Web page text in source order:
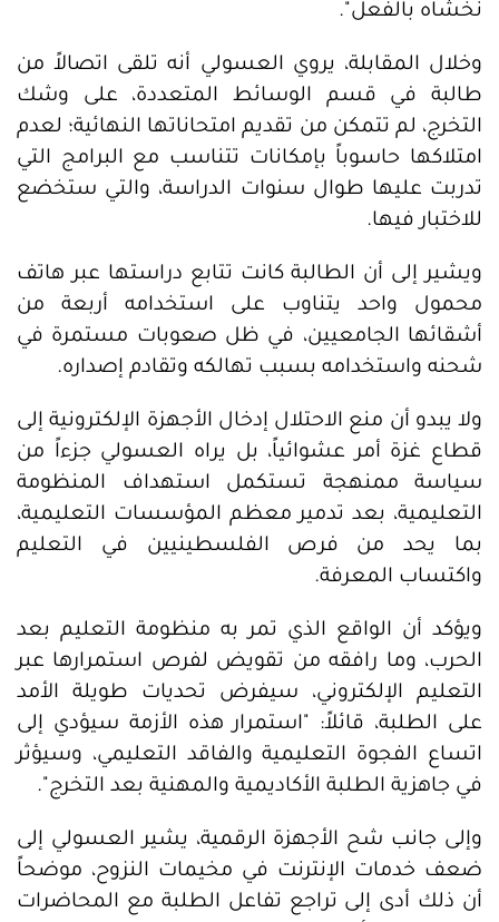
نخشاه بالفعل".
وخلال المقابلة، يروي العسولي أنه تلقى اتصالاً من
طالبة في قسم الوسائط المتعددة، على وشك
التخرج، لم تتمكن من تقديم امتحاناتها النهائية؛ لعدم
امتلاكها حاسوباً بإمكانات تتناسب مع البرامج التي
تدربت عليها طوال سنوات الدراسة، والتي ستخضع
للاختبار فيها.
ويشير إلى أن الطالبة كانت تتابع دراستها عبر هاتف
محمول واحد يتناوب على استخدامه أربعة من
أشقائها الجامعيين، في ظل صعوبات مستمرة في
شحنه واستخدامه بسبب تهالكه وتقادم إصداره.
ولا يبدو أن منع الاحتلال إدخال الأجهزة الإلكترونية إلى
قطاع غزة أمر عشوائياً، بل يراه العسولي جزءاً من
سياسة ممنهجة تستكمل استهداف المنظومة
التعليمية، بعد تدمير معظم المؤسسات التعليمية،
بما يحد من فرص الفلسطينيين في التعليم
واكتساب المعرفة.
ويؤكد أن الواقع الذي تمر به منظومة التعليم بعد
الحرب، وما رافقه من تقويض لفرص استمرارها عبر
التعليم الإلكتروني، سيفرض تحديات طويلة الأمد
على الطلبة، قائلاً: "استمرار هذه الأزمة سيؤدي إلى
اتساع الفجوة التعليمية والفاقد التعليمي، وسيؤثر
في جاهزية الطلبة الأكاديمية والمهنية بعد التخرج".
وإلى جانب شح الأجهزة الرقمية، يشير العسولي إلى
ضعف خدمات الإنترنت في مخيمات النزوح، موضحاً
أن ذلك أدى إلى تراجع تفاعل الطلبة مع المحاضرات